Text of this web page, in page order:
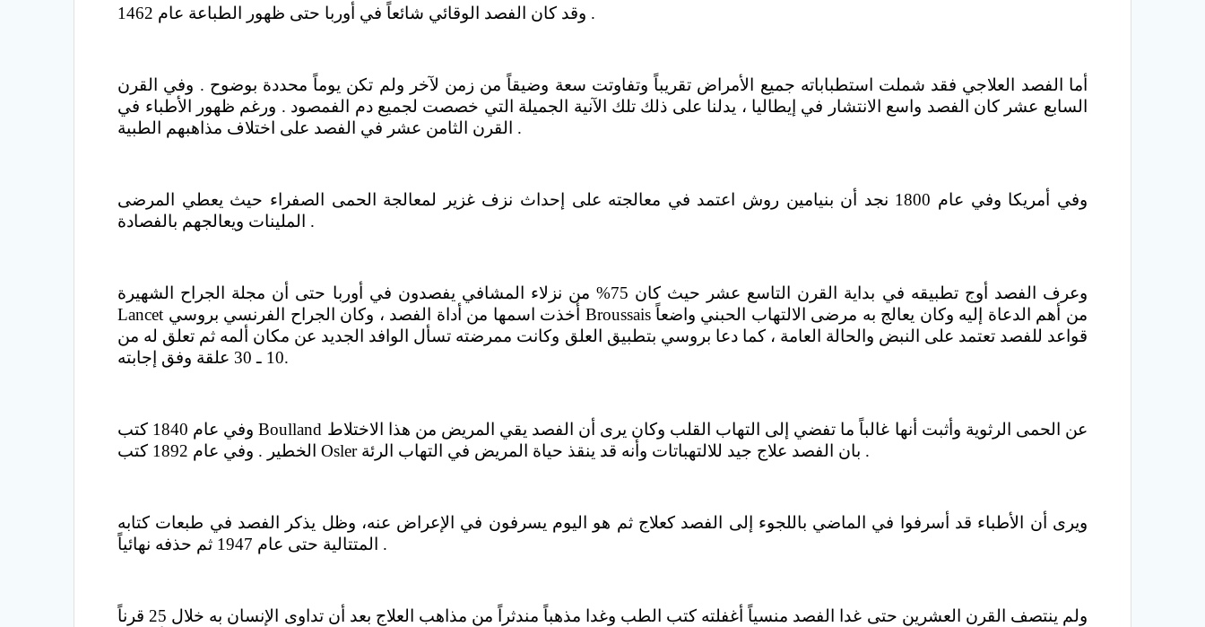
وقد كان الفصد الوقائي شائعاً في أوربا حتى ظهور الطباعة عام 1462 .
أما الفصد العلاجي فقد شملت استطباباته جميع الأمراض تقريباً وتفاوتت سعة وضيقاً من زمن لآخر ولم تكن يوماً محددة بوضوح . وفي القرن
السابع عشر كان الفصد واسع الانتشار في إيطاليا ، يدلنا على ذلك تلك الآنية الجميلة التي خصصت لجميع دم الفمصود . ورغم ظهور الأطباء في
القرن الثامن عشر في الفصد على اختلاف مذاهبهم الطبية .
وفي أمريكا وفي عام 1800 نجد أن بنيامين روش اعتمد في معالجته على إحداث نزف غزير لمعالجة الحمى الصفراء حيث يعطي المرضى
الملينات ويعالجهم بالفصادة .
وعرف الفصد أوج تطبيقه في بداية القرن التاسع عشر حيث كان 75% من نزلاء المشافي يفصدون في أوربا حتى أن مجلة الجراح الشهيرة
Lancet أخذت اسمها من أداة الفصد ، وكان الجراح الفرنسي بروسي Broussais من أهم الدعاة إليه وكان يعالج به مرضى الالتهاب الحبني واضعاً
قواعد للفصد تعتمد على النبض والحالة العامة ، كما دعا بروسي بتطبيق العلق وكانت ممرضته تسأل الوافد الجديد عن مكان ألمه ثم تعلق له من
10 ـ 30 علقة وفق إجابته.
وفي عام 1840 كتب Boulland عن الحمى الرثوية وأثبت أنها غالباً ما تفضي إلى التهاب القلب وكان يرى أن الفصد يقي المريض من هذا الاختلاط
الخطير . وفي عام 1892 كتب Osler بان الفصد علاج جيد للالتهباتات وأنه قد ينقذ حياة المريض في التهاب الرئة .
ويرى أن الأطباء قد أسرفوا في الماضي باللجوء إلى الفصد كعلاج ثم هو اليوم يسرفون في الإعراض عنه، وظل يذكر الفصد في طبعات كتابه
المتتالية حتى عام 1947 ثم حذفه نهائياً .
ولم ينتصف القرن العشرين حتى غدا الفصد منسياً أغفلته كتب الطب وغدا مذهباً مندثراً من مذاهب العلاج بعد أن تداوى الإنسان به خلال 25 قرناً